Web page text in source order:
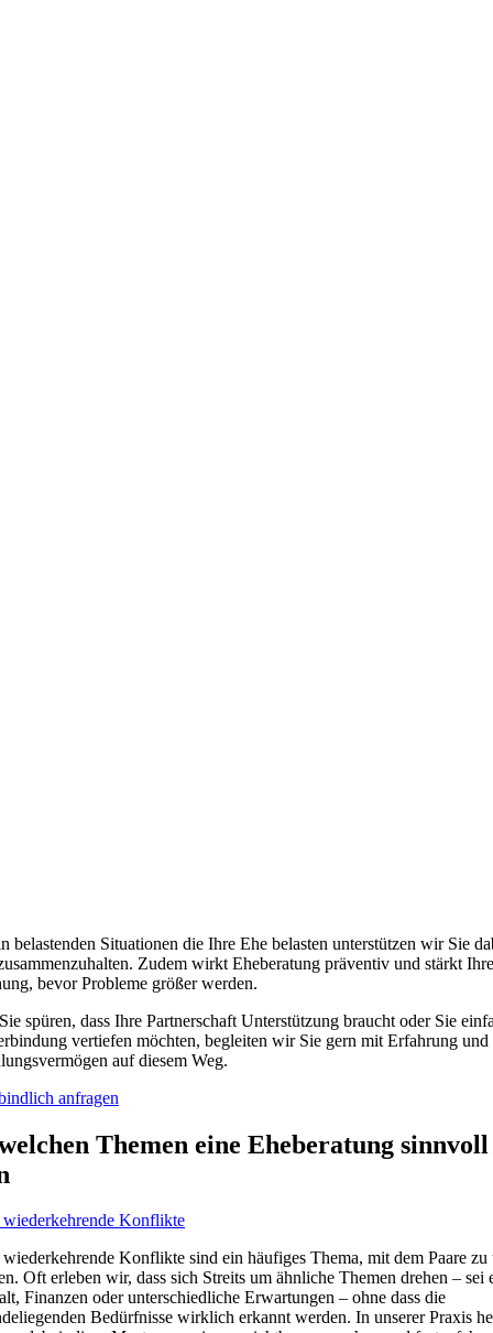
belastenden Situationen die Ihre Ehe belasten unterstützen wir Sie
Zudem wirkt Eheberatung präventiv und stärkt Ihre
bevor Probleme größer werden.
spüren, dass Ihre Partnerschaft Unterstützung braucht oder Sie
vertiefen möchten, begleiten wir Sie gern mit Erfahrung und
auf diesem Weg.
anfragen
Themen eine Eheberatung sinnvoll
wiederkehrende Konflikte
Konflikte sind ein häufiges Thema, mit dem Paare zu
Oft erleben wir, dass sich Streits um ähnliche Themen drehen – sei
Finanzen oder unterschiedliche Erwartungen – ohne dass die
Bedürfnisse wirklich erkannt werden. In unserer Praxis